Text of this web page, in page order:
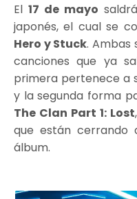
El 17 de mayo saldrá
japonés, el cual se
Hero y Stuck. Ambas
canciones que ya
primera pertenece a
y la segunda forma
The Clan Part 1: Lost
que están cerrando
álbum.